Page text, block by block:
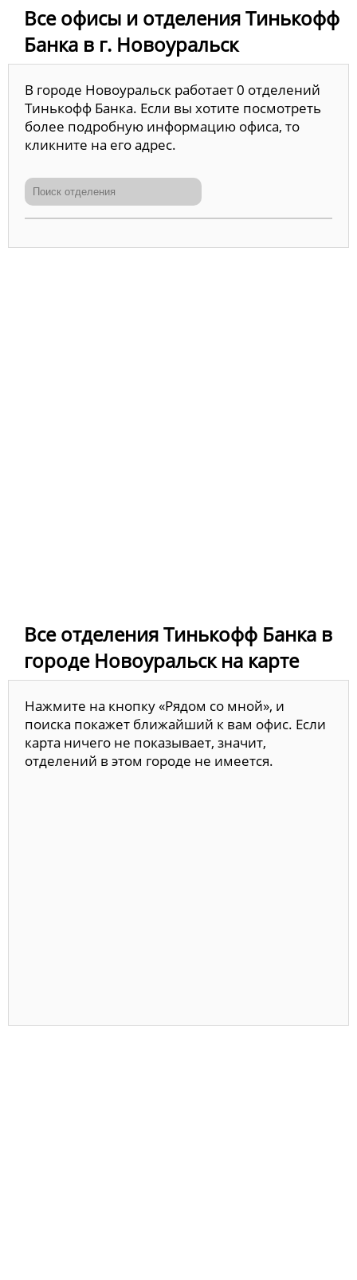
Все офисы и отделения Тинькофф
Банка в г. Новоуральск
В городе Новоуральск работает 0 отделений
Тинькофф Банка. Если вы хотите посмотреть
более подробную информацию офиса, то
кликните на его адрес.
Все отделения Тинькофф Банка в
городе Новоуральск на карте
Нажмите на кнопку «Рядом со мной», и
поиска покажет ближайший к вам офис. Если
карта ничего не показывает, значит,
отделений в этом городе не имеется.